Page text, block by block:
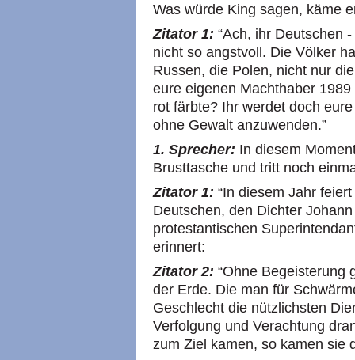
Was würde King sagen, käme
Zitator 1: “Ach, ihr Deutschen
nicht so angstvoll. Die Völker
Russen, die Polen, nicht nur
eure eigenen Machthaber
rot färbte? Ihr werdet doch
ohne Gewalt anzuwenden.”
1. Sprecher: In diesem
Brusttasche und tritt noch
Zitator 1: “In diesem Jahr
Deutschen, den Dichter
protestantischen
erinnert:
Zitator 2: “Ohne Begeisterung
der Erde. Die man für
Geschlecht die nützlichsten
Verfolgung und Verachtung
zum Ziel kamen, so kamen sie